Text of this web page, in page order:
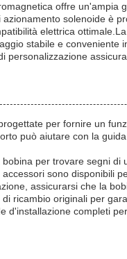
offre
solenoide è
elettrica
stabile e
personalizzazione
per fornire un
può aiutare con la
per trovare segni
sono disponibili
assicurarsi che la
ricambio originali per
d'installazione completi